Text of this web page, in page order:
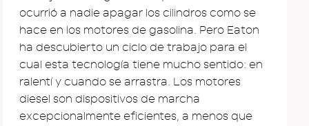
ocurrió a nadie apagar los cilindros como se
hace en los motores de gasolina. Pero Eaton
ha descubierto un ciclo de trabajo para el
cual esta tecnología tiene mucho sentido: en
ralentí y cuando se arrastra. Los motores
diesel son dispositivos de marcha
excepcionalmente eficientes, a menos que